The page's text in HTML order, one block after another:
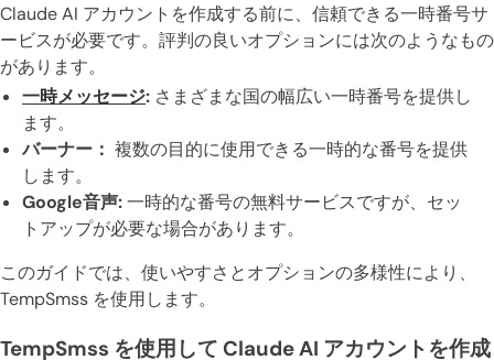
Claude AI アカウントを作成する前に、信頼できる一時番号サ
ービスが必要です。評判の良いオプションには次のようなもの
があります。
一時メッセージ: さまざまな国の幅広い一時番号を提供し
ます。
バーナー： 複数の目的に使用できる一時的な番号を提供
します。
Google音声:一時的な番号の無料サービスですが、セッ
トアップが必要な場合があります。
このガイドでは、使いやすさとオプションの多様性により、
TempSmss を使用します。
TempSmss を使用して Claude AI アカウントを作成